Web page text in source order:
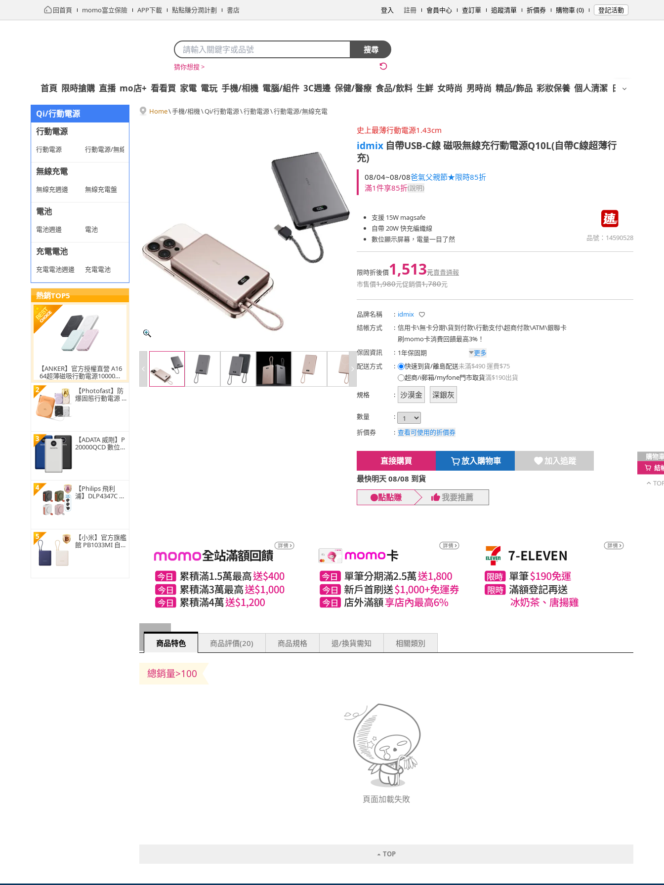
回首頁 momo富立保險 APP下載 點點賺分潤計劃 書店 登入 註冊 會員中心 查訂單 追蹤清單 折價券 購物車 (0) 登記活動
搜尋
猜你想搜 >
首頁 限時搶購 直播 mo店+ 看看買 家電 電玩 手機/相機 電腦/組件 3C週邊 保健/醫療 食品/飲料 生鮮 女時尚 男時尚 精品/飾品 彩妝保養 個人清潔 日用/紙品
Qi/行動電源
行動電源
行動電源 行動電源/無線充電
無線充電
無線充週邊 無線充電盤
電池
電池週邊 電池
充電電池
充電電池週邊 充電電池
熱銷TOP5
【ANKER】官方授權直營 A16
64超薄磁吸行動電源10000m
Ah Qi2 30W(黑白粉綠 Wh標
示/MagSafe/溫度監控/輕薄)
2
【Photofast】防
爆固態行動電源 A
3
【ADATA 威剛】P
20000QCD 數位顯
4
【Philips 飛利
浦】DLP4347C 10
Wh標示)
5
【小米】官方旗艦
館 PB1033MI 自
Home\手機/相機\Qi/行動電源\行動電源\行動電源/無線充電
史上最薄行動電源1.43cm
idmix 自帶USB-C線 磁吸無線充行動電源Q10L(自帶C線超薄行
充)
08/04~08/08爸氣父親節★限時85折
滿1件享85折(說明)
支援 15W magsafe
自帶 20W 快充編織線
數位顯示屏幕，電量一目了然
品號： 14590528
限時折後價1,513元賣貴通報
市售價1,980元促銷價1,780元
品牌名稱 : idmix
結帳方式
: 信用卡\無卡分期\貨到付款\行動支付\超商付款\ATM\銀聯卡
刷momo卡消費回饋最高3%！
保固資訊
: 1年保固期
更多
配送方式
: 快速到貨/離島配送未滿$490 運費$75
超商/i郵箱/myfone門市取貨滿$190出貨
規格
: 沙漠金 深銀灰
數量
:
折價券
: 查看可使用的折價券
直接購買 放入購物車 加入追蹤
最快明天 08/08 到貨
點點賺 我要推薦
商品特色 商品評價(20) 商品規格 退/換貨需知 相關類別
總銷量>100
頁面加載失敗
TOP
購物
結